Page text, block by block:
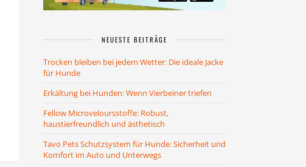
NEUESTE BEITRÄGE
Trocken bleiben bei jedem Wetter: Die ideale Jacke
für Hunde
Erkältung bei Hunden: Wenn Vierbeiner triefen
Fellow Microveloursstoffe: Robust,
haustierfreundlich und ästhetisch
Tavo Pets Schutzsystem für Hunde: Sicherheit und
Komfort im Auto und Unterwegs